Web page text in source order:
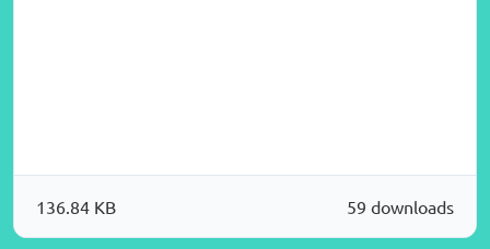
59 downloads
136.84 KB